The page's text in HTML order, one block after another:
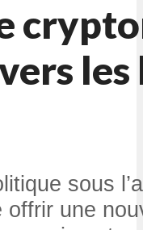
les
sous
offrir une